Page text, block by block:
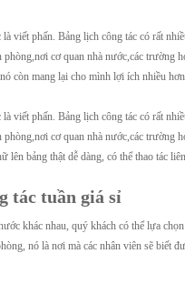
viết phấn. Bảng lịch công tác có rất
cơ quan nhà nước,các trường
còn mang lại cho mình lợi ích nhiều
viết phấn. Bảng lịch công tác có rất
cơ quan nhà nước,các trường
bảng thật dễ dàng, có thể thao tác
tác tuần giá sỉ
khác nhau, quý khách có thể lựa
nó là nơi mà các nhân viên sẽ biết